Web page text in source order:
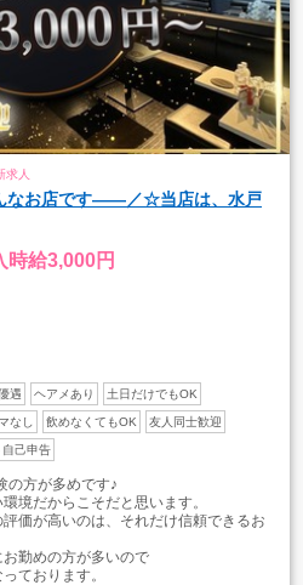
求人
お店です――／☆当店は、水戸
時給3,000円
遇 ヘアメあり 土日だけでもOK
なし 飲めなくてもOK 友人同士歓迎
自己申告
の方が多めです♪
境だからこそだと思います。
価が高いのは、それだけ信頼できるお
勤めの方が多いので
ております。